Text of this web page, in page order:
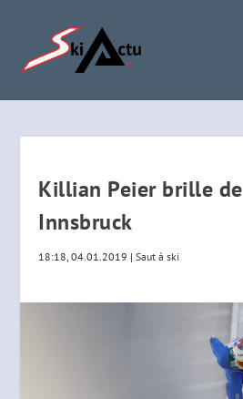
Killian Peier brille
Innsbruck
18:18, 04.01.2019 |Saut à ski